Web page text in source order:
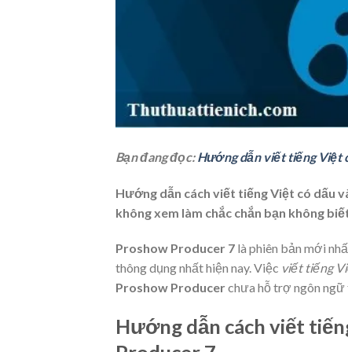
Bạn đang đọc:Hướng dẫn viết tiếng Việt
Hướng dẫn cách viết tiếng Việt có dấu
không xem làm chắc chắn bạn không
Proshow Producer 7 là phiên bản mới
thông dụng nhất hiện nay. Việc viết tiếng
Proshow Producerchưa hỗ trợ ngôn
Hướng dẫn cách viết